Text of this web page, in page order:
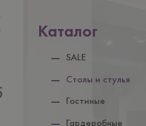
Каталог
SALE
Столы и стулья
Гостиные
Гардеробные